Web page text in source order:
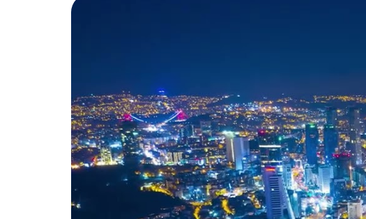
سنجاك تبه
تضم العديد من المعالم السياحية